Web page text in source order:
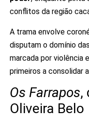
conflitos da região
A trama envolve
disputam o domínio
marcada por violência
primeiros a consolidar
Os Farrapos,
Oliveira Belo